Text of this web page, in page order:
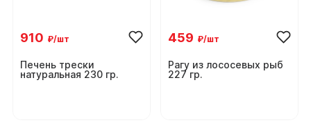
910 ₽/шт
Печень трески
натуральная 230 гр.
459 ₽/шт
Рагу из лососевых рыб
227 гр.